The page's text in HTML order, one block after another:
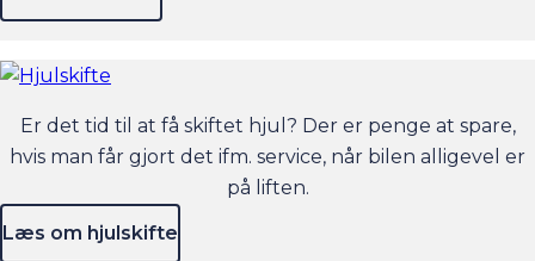
Er det tid til at få skiftet hjul? Der er penge at spare,
hvis man får gjort det ifm. service, når bilen alligevel er
på liften.
Læs om hjulskifte